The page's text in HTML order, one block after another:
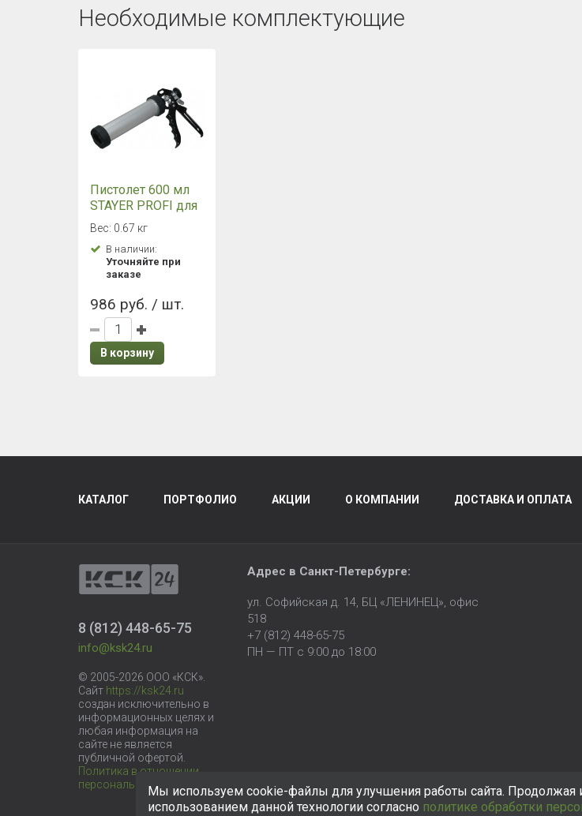
Необходимые комплектующие
Пистолет 600 мл
STAYER PROFI для
герметиков
(закрытый)
Вес: 0.67 кг
В наличии:
Уточняйте при
заказе
986 руб. / шт.
В корзину
КАТАЛОГ ПОРТФОЛИО АКЦИИ О КОМПАНИИ ДОСТАВКА И ОПЛАТА
8 (812) 448-65-75
info@ksk24.ru
© 2005-2026 ООО «КСК».
Сайт https://ksk24.ru
создан исключительно в
информационных целях и
любая информация на
сайте не является
публичной офертой.
Политика в отношении
персональных данных
Адрес в Санкт-Петербурге:
ул. Софийская д. 14, БЦ «ЛЕНИНЕЦ», офис
518
+7 (812) 448-65-75
ПН — ПТ с 9:00 до 18:00
Мы используем cookie-файлы для улучшения работы сайта. Продолжая
использованием данной технологии согласно политике обработки